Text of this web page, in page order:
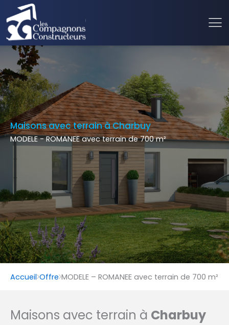
Maisons avec terrain à Charbuy
MODELE - ROMANEE avec terrain de 700 m²
Accueil Offre MODELE – ROMANEE avec terrain de 700 m²
Maisons avec terrain à Charbuy